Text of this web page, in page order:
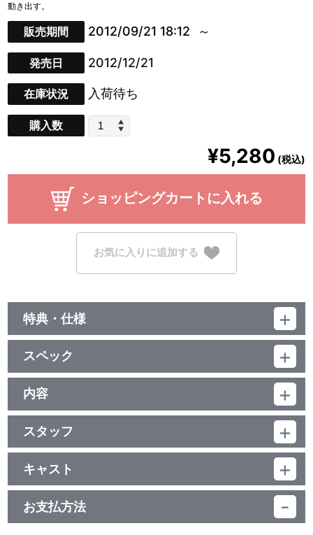
動き出す。
販売期間 2012/09/21 18:12
発売日 2012/12/21
在庫状況 入荷待ち
購入数
¥5,280 (税込)
ショッピングカートに入れる
お気に入りに追加する
特典・仕様
特典
作品解説書（6P）
他、仕様
馬越嘉彦描き下ろしジャケット
スペック
品番：BCBA-4406
ジャンル：TVアニメ
ﾄﾞﾙﾋﾞｰﾃﾞｼﾞﾀﾙ（ｽﾃﾚｵ）／片面2層／16:9（ｽｸｲｰｽﾞ）／ﾋﾞｽﾀｻｲｽﾞ／カ
ラー／確92分／13巻
内容
制作年度：2012年
【4話収録】
■第17話「守るべきもの！聖衣の修復師と伝説の鉱石！」
羅喜という超能力を操る少女と出会った光牙達。彼女は聖衣修復
師である師匠から使いを頼まれ、スターダストサンドを採取に行く
途中であった。しかし、その師匠はマルス軍の白銀聖闘士に狙われ
ていた……。
■第18話「復讐の炎！蒼摩、因縁の闘い！」
スタッフ
第17話 脚本：小山 真／演出：園田 誠／作画監督：八島善孝／美
術：渡辺佳人
第18話 脚本：大和屋 暁／演出：角銅博之／作画監督：小泉 昇／
美術：本田 修
第19話 脚本：村山 功／演出：羽多野浩平／作画監督：福世孝
明・柳瀬雄之／美術：鹿野良行
キャスト
光牙：緑川 光／蒼摩：小西克幸／ユナ：雪野五月／龍峰：柿原徹也
／エデン：諏訪部順一／栄斗：鈴木達央／アリア：能登麻美子／マ
ルス：柴田秀勝／メディア：榊原良子／ソニア：久川 綾／羅喜：前
お支払方法